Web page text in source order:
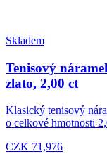
Skladem
Tenisový
zlato, 2,00 ct
Klasický tenisový
o celkové hmotnosti
CZK 71,976